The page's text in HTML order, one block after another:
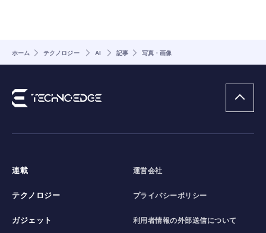
ホーム テクノロジー AI 記事 写真・画像
連載
テクノロジー
ガジェット
運営会社
プライバシーポリシー
利用者情報の外部送信について